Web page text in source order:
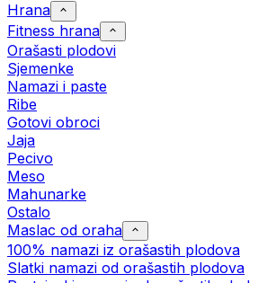
Hrana
Fitness hrana
Orašasti plodovi
Sjemenke
Namazi i paste
Ribe
Gotovi obroci
Jaja
Pecivo
Meso
Mahunarke
Ostalo
Maslac od oraha
100% namazi iz orašastih plodova
Slatki namazi od orašastih plodova